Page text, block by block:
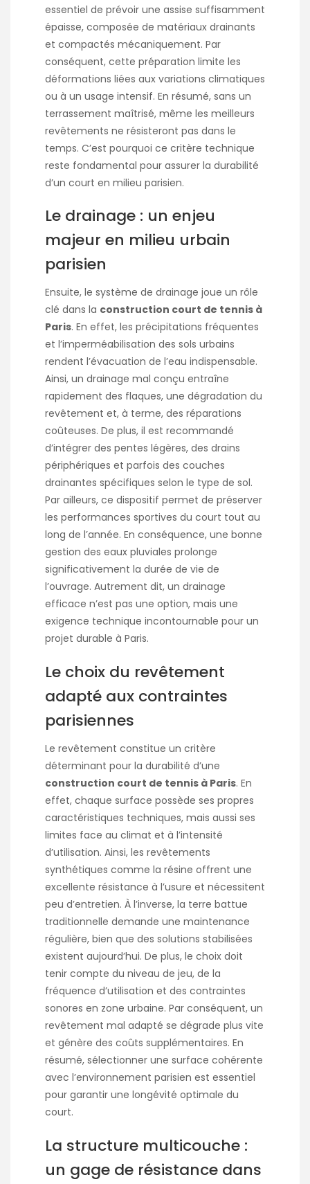
essentiel de prévoir une assise suffisamment
épaisse, composée de matériaux drainants
et compactés mécaniquement. Par
conséquent, cette préparation limite les
déformations liées aux variations climatiques
ou à un usage intensif. En résumé, sans un
terrassement maîtrisé, même les meilleurs
revêtements ne résisteront pas dans le
temps. C’est pourquoi ce critère technique
reste fondamental pour assurer la durabilité
d’un court en milieu parisien.
Le drainage : un enjeu
majeur en milieu urbain
parisien
Ensuite, le système de drainage joue un rôle
clé dans la construction court de tennis à
Paris. En effet, les précipitations fréquentes
et l’imperméabilisation des sols urbains
rendent l’évacuation de l’eau indispensable.
Ainsi, un drainage mal conçu entraîne
rapidement des flaques, une dégradation du
revêtement et, à terme, des réparations
coûteuses. De plus, il est recommandé
d’intégrer des pentes légères, des drains
périphériques et parfois des couches
drainantes spécifiques selon le type de sol.
Par ailleurs, ce dispositif permet de préserver
les performances sportives du court tout au
long de l’année. En conséquence, une bonne
gestion des eaux pluviales prolonge
significativement la durée de vie de
l’ouvrage. Autrement dit, un drainage
efficace n’est pas une option, mais une
exigence technique incontournable pour un
projet durable à Paris.
Le choix du revêtement
adapté aux contraintes
parisiennes
Le revêtement constitue un critère
déterminant pour la durabilité d’une
construction court de tennis à Paris. En
effet, chaque surface possède ses propres
caractéristiques techniques, mais aussi ses
limites face au climat et à l’intensité
d’utilisation. Ainsi, les revêtements
synthétiques comme la résine offrent une
excellente résistance à l’usure et nécessitent
peu d’entretien. À l’inverse, la terre battue
traditionnelle demande une maintenance
régulière, bien que des solutions stabilisées
existent aujourd’hui. De plus, le choix doit
tenir compte du niveau de jeu, de la
fréquence d’utilisation et des contraintes
sonores en zone urbaine. Par conséquent, un
revêtement mal adapté se dégrade plus vite
et génère des coûts supplémentaires. En
résumé, sélectionner une surface cohérente
avec l’environnement parisien est essentiel
pour garantir une longévité optimale du
court.
La structure multicouche :
un gage de résistance dans